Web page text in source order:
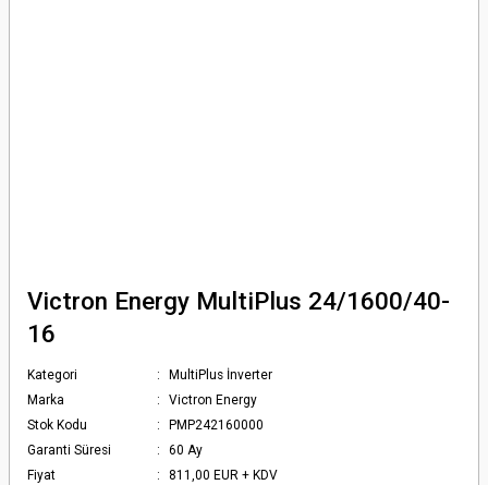
Victron Energy MultiPlus 24/1600/40-
16
Kategori
MultiPlus İnverter
Marka
Victron Energy
Stok Kodu
PMP242160000
Garanti Süresi
60 Ay
Fiyat
811,00 EUR + KDV